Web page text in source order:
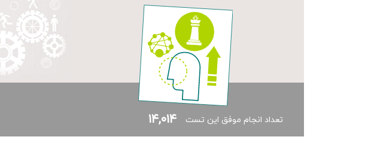
تعداد انجام موفق این تست ۱۴,۰۱۴